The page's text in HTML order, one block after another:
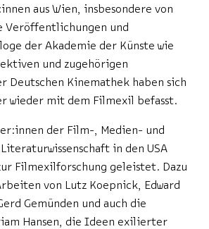
aus Wien, insbesondere von
Veröffentlichungen und
der Akademie der Künste wie
und zugehörigen
Deutschen Kinemathek haben sich
wieder mit dem Filmexil befasst.
der Film-, Medien- und
in den USA
Filmexilforschung geleistet. Dazu
von Lutz Koepnick, Edward
Gemünden und auch die
Hansen, die Ideen exilierter